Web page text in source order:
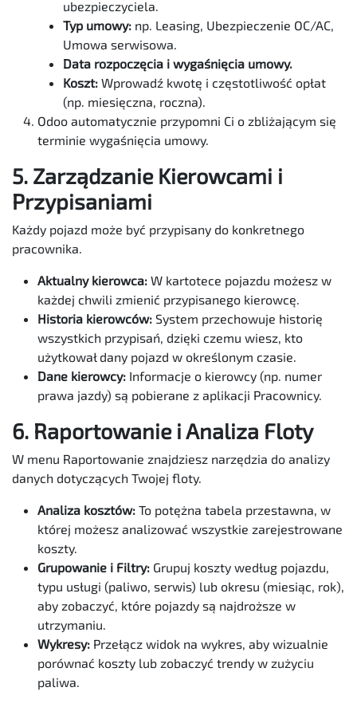
ubezpieczyciela.
Typ umowy: np. Leasing, Ubezpieczenie OC/AC,
Umowa serwisowa.
Data rozpoczęcia i wygaśnięcia umowy.
Koszt: Wprowadź kwotę i częstotliwość opłat
(np. miesięczna, roczna).
Odoo automatycznie przypomni Ci o zbliżającym się
terminie wygaśnięcia umowy.
5. Zarządzanie Kierowcami i
Przypisaniami
Każdy pojazd może być przypisany do konkretnego
pracownika.
Aktualny kierowca: W kartotece pojazdu możesz w
każdej chwili zmienić przypisanego kierowcę.
Historia kierowców: System przechowuje historię
wszystkich przypisań, dzięki czemu wiesz, kto
użytkował dany pojazd w określonym czasie.
Dane kierowcy: Informacje o kierowcy (np. numer
prawa jazdy) są pobierane z aplikacji Pracownicy.
6. Raportowanie i Analiza Floty
W menu Raportowanie znajdziesz narzędzia do analizy
danych dotyczących Twojej floty.
Analiza kosztów: To potężna tabela przestawna, w
której możesz analizować wszystkie zarejestrowane
koszty.
Grupowanie i Filtry: Grupuj koszty według pojazdu,
typu usługi (paliwo, serwis) lub okresu (miesiąc, rok),
aby zobaczyć, które pojazdy są najdroższe w
utrzymaniu.
Wykresy: Przełącz widok na wykres, aby wizualnie
porównać koszty lub zobaczyć trendy w zużyciu
paliwa.